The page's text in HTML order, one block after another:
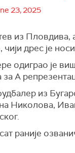
23, 2025
из Пловдива,
дрес је
одиграо је
А
из
Николова,
раније